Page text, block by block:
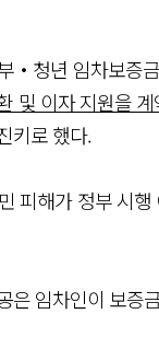
‧청년 임차보증
및 이자 지원을
키로 했다.
피해가 정부 시
은 임차인이 보증